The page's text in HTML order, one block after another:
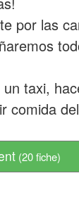
por las
taxi,
comida
(20 fiche)